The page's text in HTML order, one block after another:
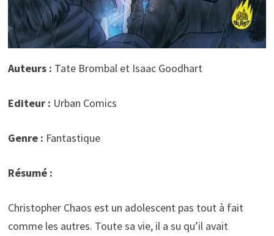
Auteurs : Tate Brombal et Isaac Goodhart
Editeur : Urban Comics
Genre : Fantastique
Résumé :
Christopher Chaos est un adolescent pas tout à fait
comme les autres. Toute sa vie, il a su qu’il avait